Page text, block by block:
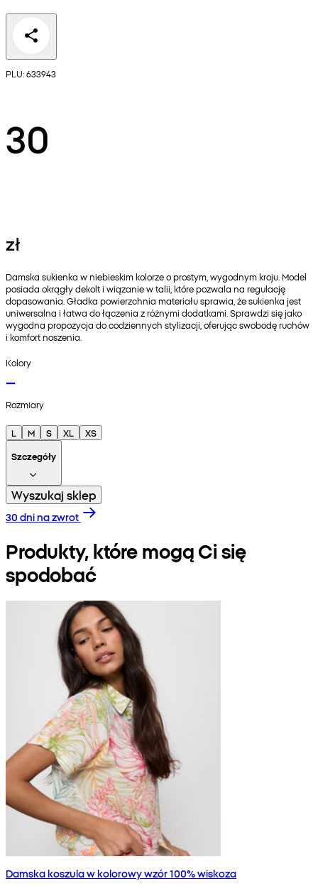
PLU: 633943
30
zł
Damska sukienka w niebieskim kolorze o prostym, wygodnym kroju. Model
posiada okrągły dekolt i wiązanie w talii, które pozwala na regulację
dopasowania. Gładka powierzchnia materiału sprawia, że sukienka jest
uniwersalna i łatwa do łączenia z różnymi dodatkami. Sprawdzi się jako
wygodna propozycja do codziennych stylizacji, oferując swobodę ruchów
i komfort noszenia.
Kolory
Rozmiary
L M S XL
XS
Szczegóły
Wyszukaj sklep
30 dni na zwrot
Produkty, które mogą Ci się
spodobać
Damska koszula w kolorowy wzór 100% wiskoza